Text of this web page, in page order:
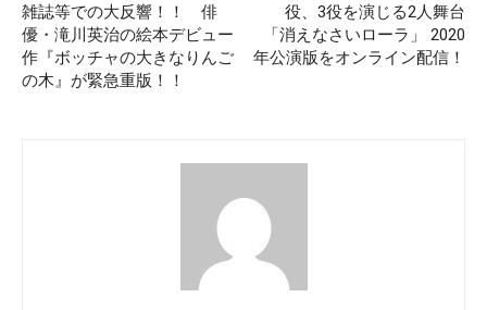
雑誌等での大反響！！ 俳
優・滝川英治の絵本デビュー
作『ボッチャの大きなりんご
の木』が緊急重版！！
役、3役を演じる2人舞台
「消えなさいローラ」 2020
年公演版をオンライン配信！